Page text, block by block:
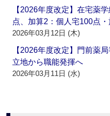
【2026年度改定】在宅薬
点、加算2：個人宅100点
2026年03月12日 (木)
【2026年度改定】門前薬
立地から職能発揮へ
2026年03月11日 (水)